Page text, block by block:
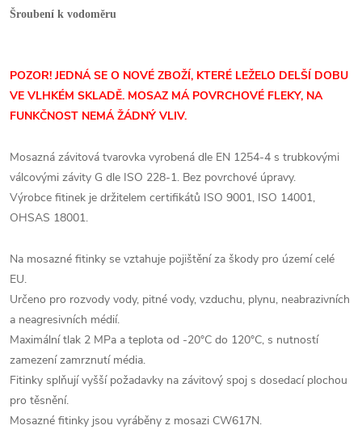
Šroubení k vodoměru
POZOR! JEDNÁ SE O NOVÉ ZBOŽÍ, KTERÉ LEŽELO DELŠÍ DOBU
VE VLHKÉM SKLADĚ. MOSAZ MÁ POVRCHOVÉ FLEKY, NA
FUNKČNOST NEMÁ ŽÁDNÝ VLIV.
Mosazná závitová tvarovka vyrobená dle EN 1254-4 s trubkovými
válcovými závity G dle ISO 228-1. Bez povrchové úpravy.
Výrobce fitinek je držitelem certifikátů ISO 9001, ISO 14001,
OHSAS 18001.
Na mosazné fitinky se vztahuje pojištění za škody pro území celé
EU.
Určeno pro rozvody vody, pitné vody, vzduchu, plynu, neabrazivních
a neagresivních médií.
Maximální tlak 2 MPa a teplota od -20°C do 120°C, s nutností
zamezení zamrznutí média.
Fitinky splňují vyšší požadavky na závitový spoj s dosedací plochou
pro těsnění.
Mosazné fitinky jsou vyráběny z mosazi CW617N.